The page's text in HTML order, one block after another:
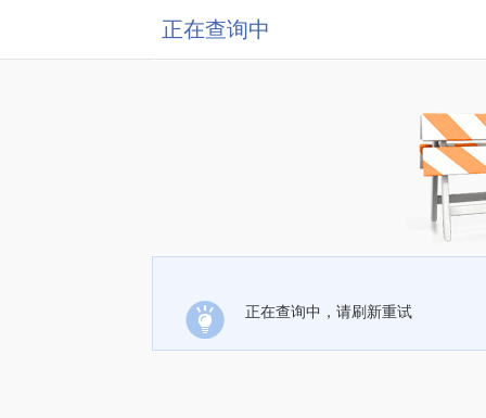
正在查询中
正在查询中，请刷新重试